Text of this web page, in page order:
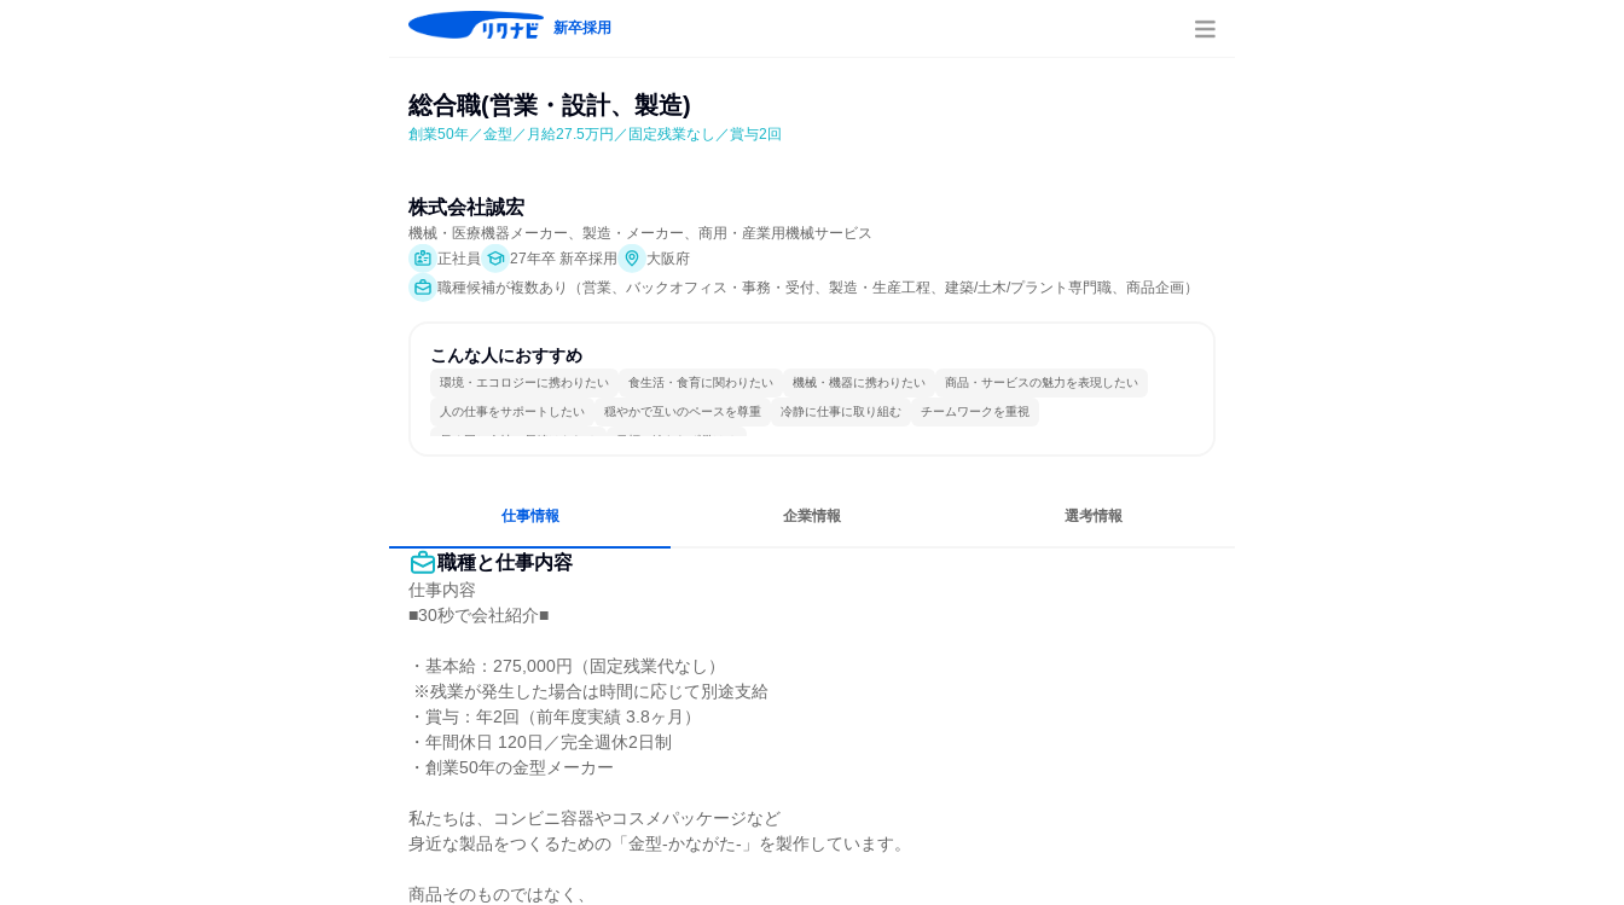
新卒採用
総合職(営業・設計、製造)
創業50年／金型／月給27.5万円／固定残業なし／賞与2回
株式会社誠宏
機械・医療機器メーカー、製造・メーカー、商用・産業用機械サービス
正社員
27年卒 新卒採用
大阪府
職種候補が複数あり（営業、バックオフィス・事務・受付、製造・生産工程、建築/土木/プラント専門職、商品企画）
こんな人におすすめ
環境・エコロジーに携わりたい 食生活・食育に関わりたい 機械・機器に携わりたい 商品・サービスの魅力を表現したい
人の仕事をサポートしたい 穏やかで互いのペースを尊重 冷静に仕事に取り組む チームワークを重視
長く同じ会社に居続けられる 目標に追われず働ける
仕事情報 企業情報 選考情報
職種と仕事内容
仕事内容
■30秒で会社紹介■
・基本給：275,000円（固定残業代なし）
・賞与：年2回（前年度実績 3.8ヶ月）
・年間休日 120日／完全週休2日制
・創業50年の金型メーカー
私たちは、コンビニ容器やコスメパッケージなど
身近な製品をつくるための「金型-かながた-」を製作しています。
商品そのものではなく、